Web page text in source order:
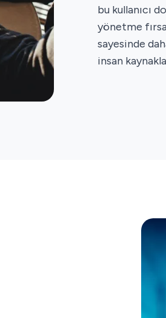
bu kullanıcı
yönetme
sayesinde
insan